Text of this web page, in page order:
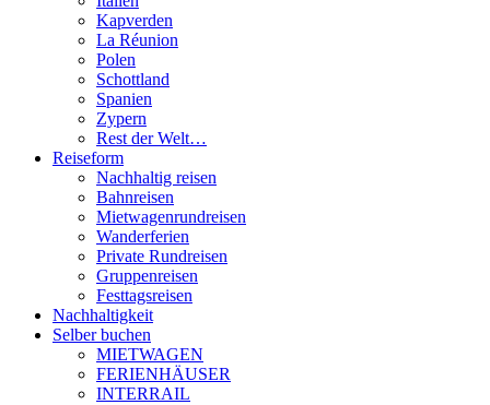
Kapverden
La Réunion
Polen
Schottland
Spanien
Zypern
Rest der Welt…
Reiseform
Nachhaltig reisen
Bahnreisen
Mietwagenrundreisen
Wanderferien
Private Rundreisen
Gruppenreisen
Festtagsreisen
Nachhaltigkeit
Selber buchen
MIETWAGEN
FERIENHÄUSER
INTERRAIL